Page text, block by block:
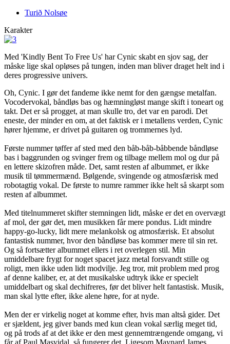
Turið Nolsøe
Karakter
Med 'Kindly Bent To Free Us' har Cynic skabt en sjov sag, der
måske lige skal opløses på tungen, inden man bliver draget helt ind i
deres progressive univers.
Oh, Cynic. I gør det fandeme ikke nemt for den gængse metalfan.
Vocodervokal, båndløs bas og hæmningløst mange skift i toneart og
takt. Det er så progget, at man skulle tro, det var en parodi. Det
eneste, der minder en om, at det faktisk er i metallens verden, Cynic
hører hjemme, er drivet på guitaren og trommernes lyd.
Første nummer tøffer af sted med den båb-båb-båbbende båndløse
bas i baggrunden og svinger frem og tilbage mellem mol og dur på
en lettere skizofren måde. Det, samt resten af albummet, er ikke
musik til tømmermænd. Bølgende, svingende og atmosfærisk med
robotagtig vokal. De første to numre rammer ikke helt så skarpt som
resten af albummet.
Med titelnummeret skifter stemningen lidt, måske er det en overvægt
af mol, der gør det, men musikken får mere pondus. Lidt mindre
happy-go-lucky, lidt mere melankolsk og atmosfærisk. Et absolut
fantastisk nummer, hvor den båndløse bas kommer mere til sin ret.
Og så fortsætter albummet ellers i ret overlegen stil. Min
umiddelbare frygt for noget spacet jazz metal forsvandt stille og
roligt, men ikke uden lidt modvilje. Jeg tror, mit problem med prog
af denne kaliber, er, at det musikalske udtryk ikke er specielt
umiddelbart og skal dechifreres, før det bliver helt fantastisk. Musik,
man skal lytte efter, ikke alene høre, for at nyde.
Men der er virkelig noget at komme efter, hvis man altså gider. Det
er sjældent, jeg giver bands med kun clean vokal særlig meget tid,
og på trods af at det ikke er den mest gennemtrængende omgang, vi
får af Paul Masvidal, så fungerer det. Ligesom Maynard James